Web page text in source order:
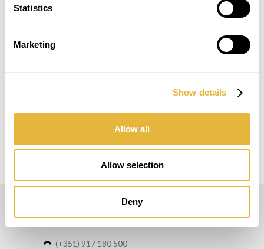
Statistics
Marketing
Show details
Allow all
Allow selection
Deny
LUSOGOLFE
(+351) 917 180 500